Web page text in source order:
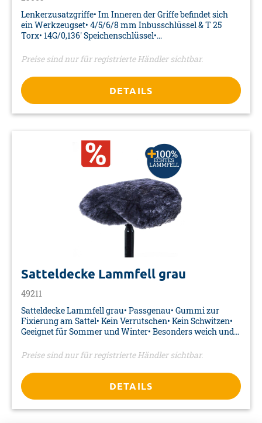
Lenkerzusatzgriffe• Im Inneren der Griffe befindet sich
ein Werkzeugset• 4/5/6/8 mm Inbusschlüssel & T 25
Torx• 14G/0,136' Speichenschlüssel•
Ring-/Maulschlüssel• Kettennietdrücker & 2 Reifenheber•
Lenkerklemmung : Ø 22,2 mm• Klemmbreite : 16 mm•
Farbe: schwarz• Material: Aluminium• Maße: Ø 29 x 130
mm• Verpackung: Doppelblister
Preise sind nur für registrierte Händler sichtbar.
DETAILS
Satteldecke Lammfell grau
49211
Satteldecke Lammfell grau• Passgenau• Gummi zur
Fixierung am Sattel• Kein Verrutschen• Kein Schwitzen•
Geeignet für Sommer und Winter• Besonders weich und
Maße: 270 x 220 mm• Verpackung: Karte
Preise sind nur für registrierte Händler sichtbar.
DETAILS